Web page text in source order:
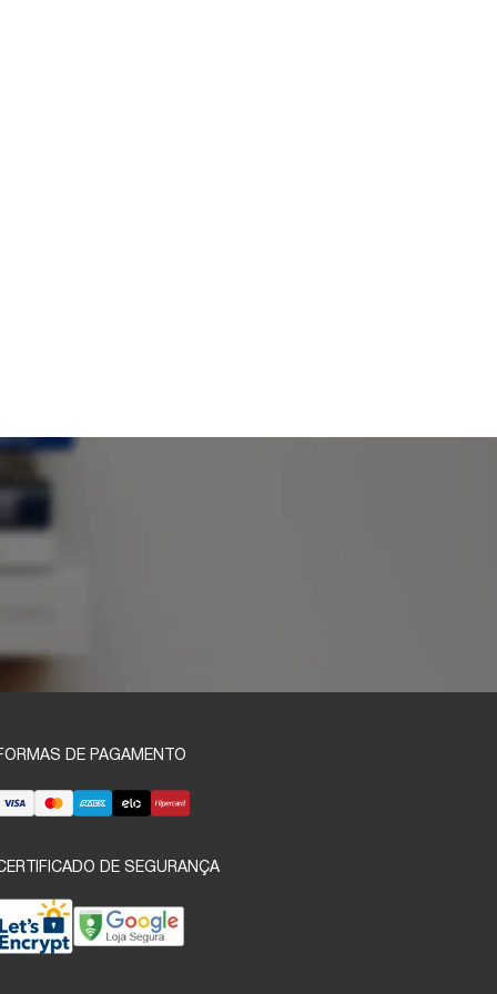
DE PAGAMENTO
DE SEGURANÇA